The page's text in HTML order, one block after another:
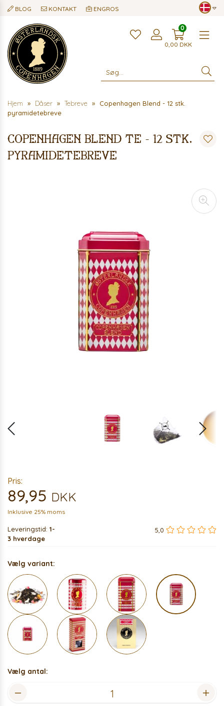
BLOG KONTAKT ENGROS
0,00 DKK
0
Hjem Dåser Tebreve
Copenhagen Blend - 12 stk.
pyramidetebreve
Copenhagen Blend te - 12 stk.
pyramidetebreve
Pris:
89,95 DKK
Inklusive 25% moms
Leveringstid: 1-
3 hverdage
5,0
Vælg variant:
Vælg antal: